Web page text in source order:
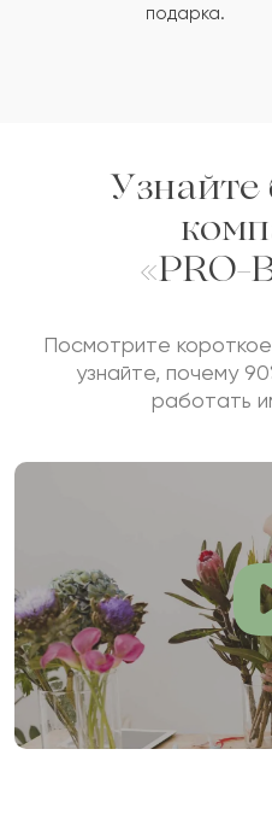
подарка.
Узнайте
«PRO-
Посмотрите
узнайте, почему
работать